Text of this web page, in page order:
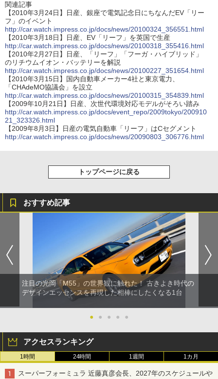
関連記事
【2010年3月24日】日産、銀座で電気記念日にちなんだEV「リー
フ」のイベント
http://car.watch.impress.co.jp/docs/news/20100324_356551.html
【2010年3月18日】日産、EV「リーフ」を英国で生産
http://car.watch.impress.co.jp/docs/news/20100318_355416.html
【2010年2月27日】日産、「リーフ」「フーガ・ハイブリッド」
のリチウムイオン・バッテリーを解説
http://car.watch.impress.co.jp/docs/news/20100227_351654.html
【2010年3月15日】国内自動車メーカー4社と東京電力、
「CHAdeMO協議会」を設立
http://car.watch.impress.co.jp/docs/news/20100315_354839.html
【2009年10月21日】日産、次世代環境対応モデルがそろい踏み
http://car.watch.impress.co.jp/docs/event_repo/2009tokyo/200910
21_323326.html
【2009年8月3日】日産の電気自動車「リーフ」はCセグメント
http://car.watch.impress.co.jp/docs/news/20090803_306776.html
トップページに戻る
おすすめ記事
注目の光岡「M55」の世界観に触れた！ 古きよき時代の
デザインエッセンスを再現した相棒にしたくなる1台
● ● ● ● ●
アクセスランキング
1時間 24時間 1週間 1カ月
スーパーフォーミュラ 近藤真彦会長、2027年のスケジュールや